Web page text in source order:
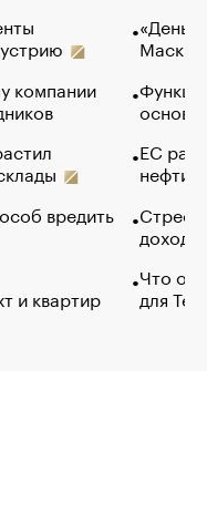
компании
вредить
и квартир
Маск в
основ
ЕС
нефти
Что
для